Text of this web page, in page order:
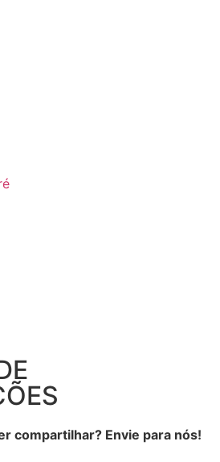
compartilhar? Envie para nós!